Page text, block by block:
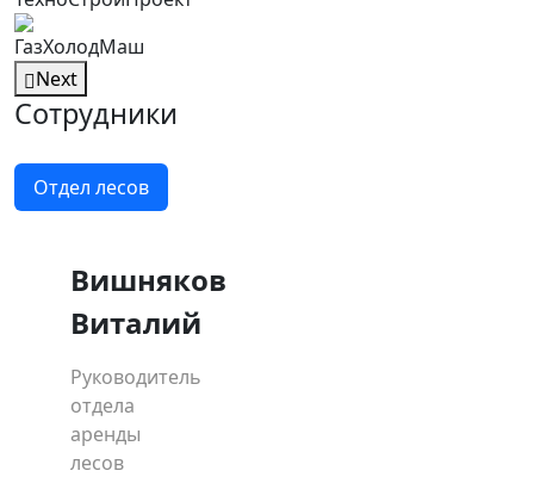
Next
Сотрудники
Отдел лесов
Вишняков
Виталий
Руководитель
отдела
аренды
лесов